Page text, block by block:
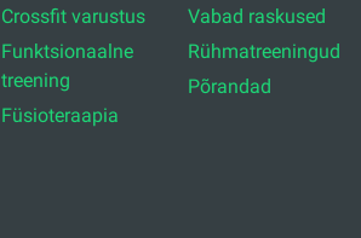
Crossfit varustus
Funktsionaalne
treening
Füsioteraapia
Vabad raskused
Rühmatreeningud
Põrandad